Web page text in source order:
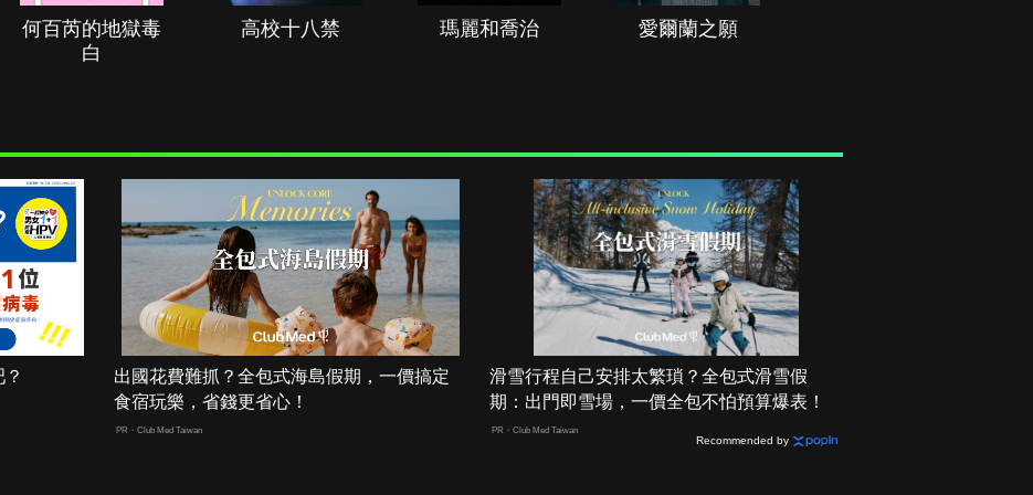
何百芮的地獄毒
白
高校十八禁 瑪麗和喬治 愛爾蘭之願
出國花費難抓？全包式海島假期，一價搞定
食宿玩樂，省錢更省心！
PR・Club Med Taiwan
滑雪行程自己安排太繁瑣？全包式滑雪假
期：出門即雪場，一價全包不怕預算爆表！
PR・Club Med Taiwan
Recommended by